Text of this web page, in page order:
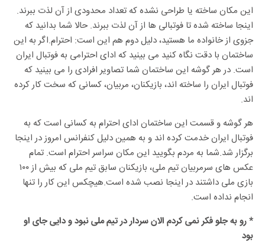
این مکان ساخته یا طراحی نشده که تعداد محدودی از آن لذت ببرند.
اینجا ساخته شده تا فوتبالی ها از آن لذت ببرند. حالا شما بدانید که
جزوی از خانواده ما هستید، دلیل دوم هم این است: احترام.اگر به این
ساختمان با دقت نگاه کنید می بینید که ادای احترامی به فوتبال ایران
است. در هر گوشه این ساختمان شما تصاویر افرادی را می بینید که
فوتبال ایران را ساخته اند، بازیکنان، مربیان، کسانی که سخت کار کرده
اند.
هر گوشه و قسمت این ساختمان ادای احترام به کسانی است که به
فوتبال ایران خدمت کرده اند و به همین دلیل کنفرانس امروز در اینجا
برگزار شد.شما به مردم بگویید این مکان سراسر احترام است. تمام
عکس های سرمربیان تیم ملی، بازیکنان سابق تیم ملی که بیش از ۱۰۰
بازی ملی داشتند در اینجا نصب شده است.هیچکس این کار را تنها
انجام نداده است.
* رو به جلو فکر نمی کردم الان سردار در تیم ملی نبود و دایی جای او
بود